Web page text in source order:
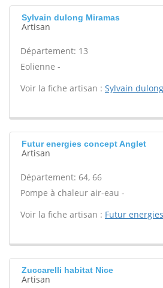
Sylvain dulong Miramas
Artisan
Département: 13
Eolienne -
Voir la fiche artisan : Sylvain dulong
Futur energies concept Anglet
Artisan
Département: 64, 66
Pompe à chaleur air-eau -
Voir la fiche artisan : Futur
Zuccarelli habitat Nice
Artisan